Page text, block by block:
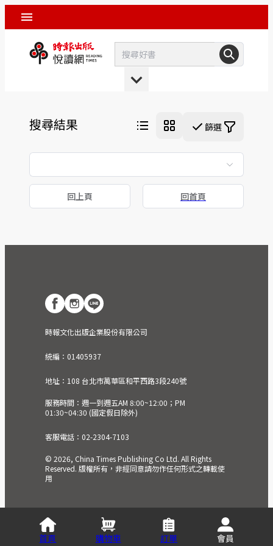
搜尋結果 篩選
回上頁 回首頁
時報文化出版企業股份有限公司
統編：01405937
地址：108 台北市萬華區和平西路3段240號
服務時間：週一到週五AM 8:00~12:00；PM
01:30~04:30 (國定假日除外)
客服電話：02-2304-7103
© 2026, China Times Publishing Co Ltd. All Rights
Reserved. 版權所有，非經同意請勿作任何形式之轉載使
用
首頁 購物車 訂單 會員